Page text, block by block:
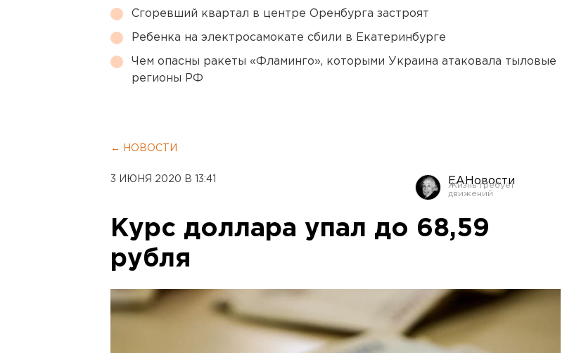
Сгоревший квартал в центре Оренбурга застроят
Ребенка на электросамокате сбили в Екатеринбурге
Чем опасны ракеты «Фламинго», которыми Украина атаковала тыловые
регионы РФ
← НОВОСТИ
3 ИЮНЯ 2020 В 13:41 ЕАНовости
Курс доллара упал до 68,59
рубля